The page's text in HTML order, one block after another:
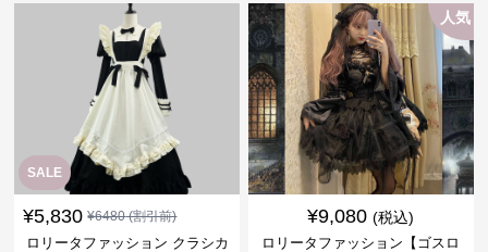
SALE
¥5,830 ¥6480(割引前)
ロリータファッション クラシカ
人気
¥9,080 (税込)
ロリータファッション【ゴスロ